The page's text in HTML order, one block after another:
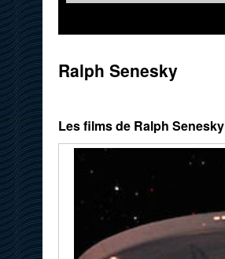
Ralph Senesky
Les films de Ralph Senesky